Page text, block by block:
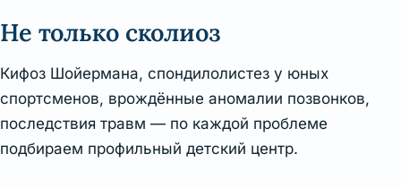
Не только сколиоз
Кифоз Шойермана, спондилолистез у юных
спортсменов, врождённые аномалии позвонков,
последствия травм — по каждой проблеме
подбираем профильный детский центр.